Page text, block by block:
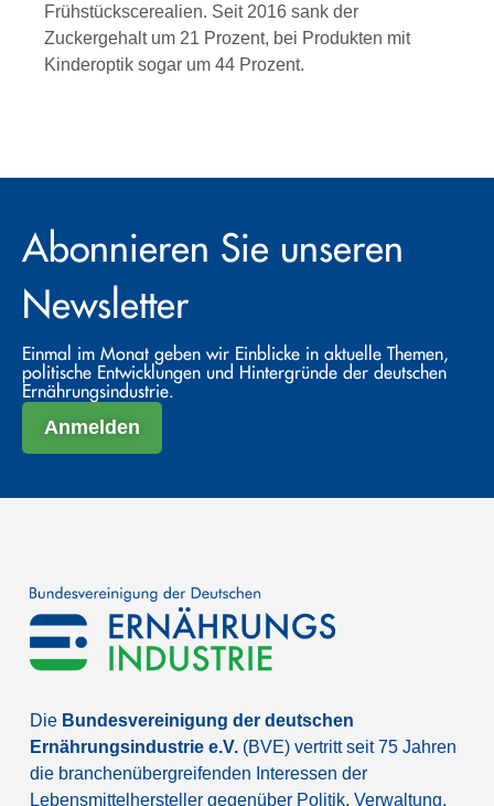
Frühstückscerealien. Seit 2016 sank der
Zuckergehalt um 21 Prozent, bei Produkten mit
Kinderoptik sogar um 44 Prozent.
Abonnieren Sie unseren
Newsletter
Einmal im Monat geben wir Einblicke in aktuelle Themen,
politische Entwicklungen und Hintergründe der deutschen
Ernährungsindustrie.
Anmelden
Die Bundesvereinigung der deutschen
Ernährungsindustrie e.V. (BVE) vertritt seit 75 Jahren
die branchenübergreifenden Interessen der
Lebensmittelhersteller gegenüber Politik, Verwaltung,